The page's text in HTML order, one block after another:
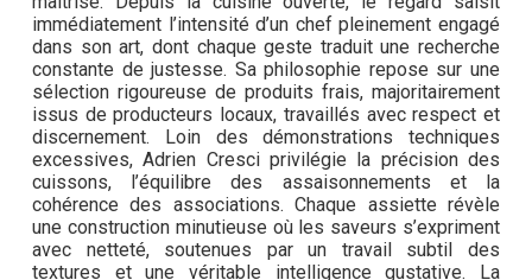
immédiatement l’intensité d’un chef pleinement engagé
dans son art, dont chaque geste traduit une recherche
constante de justesse. Sa philosophie repose sur une
sélection rigoureuse de produits frais, majoritairement
issus de producteurs locaux, travaillés avec respect et
discernement. Loin des démonstrations techniques
excessives, Adrien Cresci privilégie la précision des
cuissons, l’équilibre des assaisonnements et la
cohérence des associations. Chaque assiette révèle
une construction minutieuse où les saveurs s’expriment
avec netteté, soutenues par un travail subtil des
textures et une véritable intelligence gustative. La